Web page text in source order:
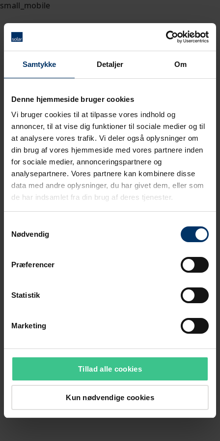
Samtykke Detaljer Om
Denne hjemmeside bruger cookies
Vi bruger cookies til at tilpasse vores indhold og
annoncer, til at vise dig funktioner til sociale medier og til
at analysere vores trafik. Vi deler også oplysninger om
din brug af vores hjemmeside med vores partnere inden
for sociale medier, annonceringspartnere og
analysepartnere. Vores partnere kan kombinere disse
data med andre oplysninger, du har givet dem, eller som
de har indsamlet fra din brug af deres tjenester.
Nødvendig
Præferencer
Statistik
Marketing
Tillad alle cookies
Kun nødvendige cookies